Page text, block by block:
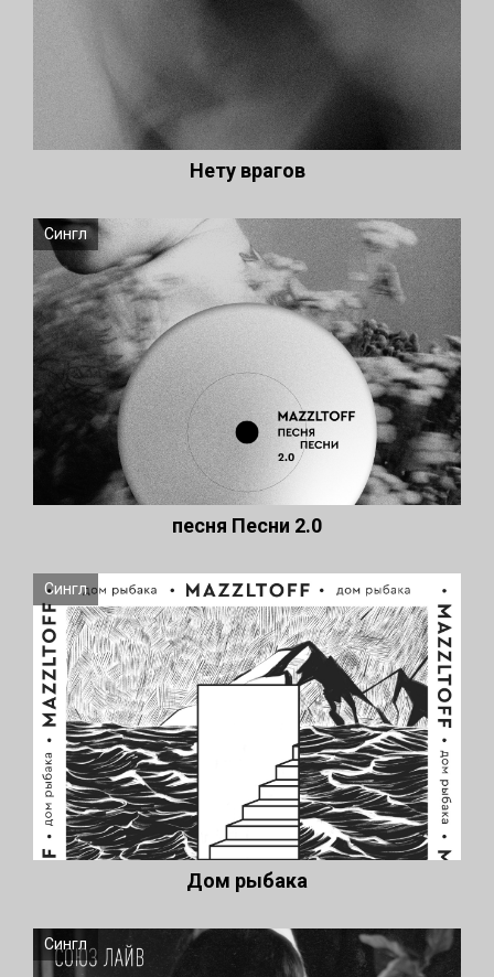
Нету врагов
Сингл
песня Песни 2.0
Сингл
Дом рыбака
Сингл